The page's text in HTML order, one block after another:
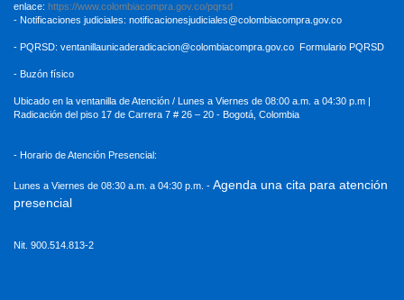
enlace: https://www.colombiacompra.gov.co/pqrsd
- Notificaciones judiciales: notificacionesjudiciales@colombiacompra.gov.co
- PQRSD: ventanillaunicaderadicacion@colombiacompra.gov.co Formulario PQRSD
- Buzón físico
Ubicado en la ventanilla de Atención / Lunes a Viernes de 08:00 a.m. a 04:30 p.m |
Radicación del piso 17 de Carrera 7 # 26 – 20 - Bogotá, Colombia
- Horario de Atención Presencial:
Lunes a Viernes de 08:30 a.m. a 04:30 p.m. - Agenda una cita para atención
presencial
Nit. 900.514.813-2